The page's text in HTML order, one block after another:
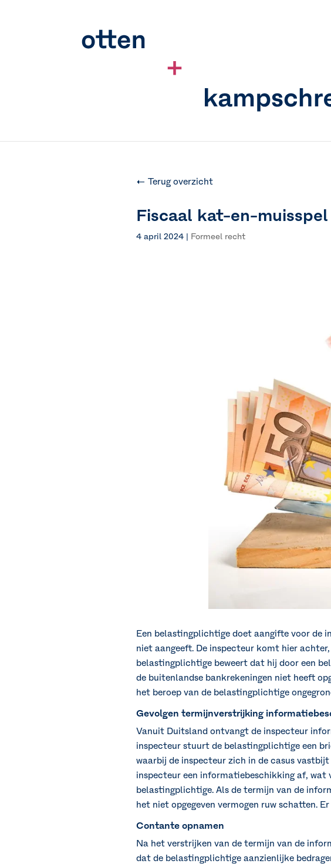
← Terug overzicht
Fiscaal kat-en-muisspel
4 april 2024 | Formeel recht
Een belastingplichtige doet aangifte voor de
niet aangeeft. De inspecteur komt hier
belastingplichtige beweert dat hij door een
de buitenlandse bankrekeningen niet heeft
het beroep van de belastingplichtige
Gevolgen termijnverstrijking
Vanuit Duitsland ontvangt de inspecteur
inspecteur stuurt de belastingplichtige een
waarbij de inspecteur zich in de casus
inspecteur een informatiebeschikking af, wat
belastingplichtige. Als de termijn van de
het niet opgegeven vermogen ruw schatten.
Contante opnamen
Na het verstrijken van de termijn van de
dat de belastingplichtige aanzienlijke